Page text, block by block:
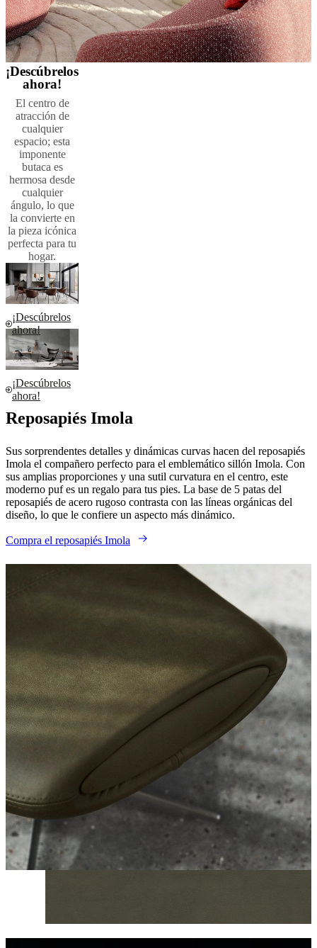
¡Descúbrelos
ahora!
El centro de
atracción de
cualquier
espacio; esta
imponente
butaca es
hermosa desde
cualquier
ángulo, lo que
la convierte en
la pieza icónica
perfecta para tu
hogar.
¡Descúbrelos
ahora!
¡Descúbrelos
ahora!
Reposapiés Imola
Sus sorprendentes detalles y dinámicas curvas hacen del reposapiés
Imola el compañero perfecto para el emblemático sillón Imola. Con
sus amplias proporciones y una sutil curvatura en el centro, este
moderno puf es un regalo para tus pies. La base de 5 patas del
reposapiés de acero rugoso contrasta con las líneas orgánicas del
diseño, lo que le confiere un aspecto más dinámico.
Compra el reposapiés Imola